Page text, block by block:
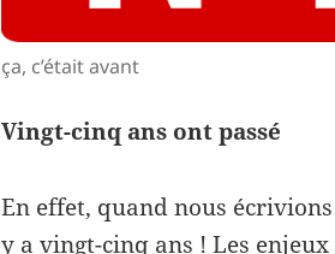
ça, c’était avant
Vingt-cinq ans ont passé
En effet, quand nous
y a vingt-cinq ans ! Les